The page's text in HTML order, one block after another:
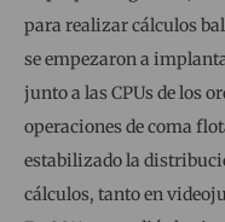
para realizar cálculos
se empezaron a
junto a las CPUs de los
operaciones de coma
estabilizado la
cálculos, tanto en